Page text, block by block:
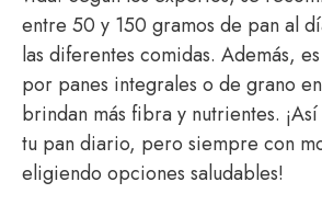
entre 50 y 150 gramos de pan al
las diferentes comidas. Además,
por panes integrales o de grano
brindan más fibra y nutrientes.
tu pan diario, pero siempre con
eligiendo opciones saludables!